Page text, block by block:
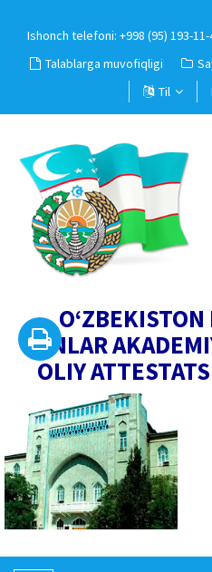
Ishonch telefoni: +998 (95) 193-11-
Talablarga muvofiqligi
Til
FANLAR
OLIY